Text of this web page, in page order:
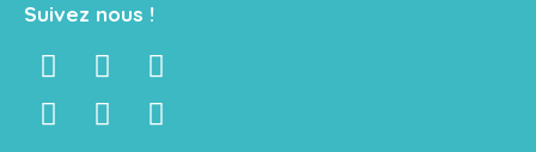
Suivez nous !